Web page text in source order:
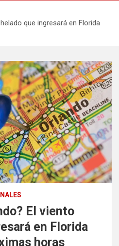
que ingresará en Florida
El viento
en Florida
horas